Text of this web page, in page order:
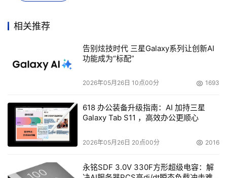
相关推荐
告别炫技时代 三星Galaxy系列让创新AI
功能成为“标配”
2026年05月26日 10点00分 1693
618 办公装备升级指南：AI 加持三星
Galaxy Tab S11 ，高效办公更顺心
2026年05月26日 20点00分 2016
永铭SDF 3.0V 330F方形超级电容：解